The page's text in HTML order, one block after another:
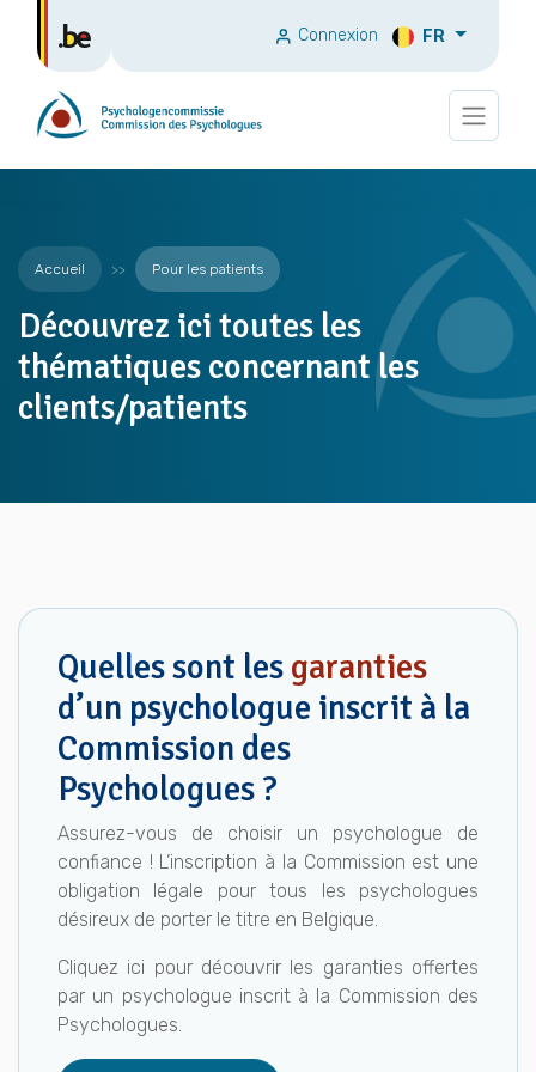
Connexion FR
Accueil Pour les patients
Découvrez ici toutes les
thématiques concernant les
clients/patients
Quelles sont les garanties
d’un psychologue inscrit à la
Commission des
Psychologues ?
Assurez-vous de choisir un psychologue de
confiance ! L’inscription à la Commission est une
obligation légale pour tous les psychologues
désireux de porter le titre en Belgique.
Cliquez ici pour découvrir les garanties offertes
par un psychologue inscrit à la Commission des
Psychologues.